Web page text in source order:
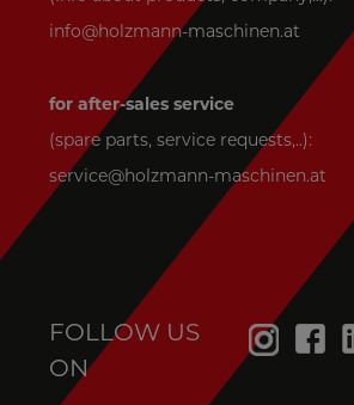
info@holzmann-maschinen.at
for after-sales service
(spare parts, service requests,..):
service@holzmann-maschinen.at
FOLLOW US
ON